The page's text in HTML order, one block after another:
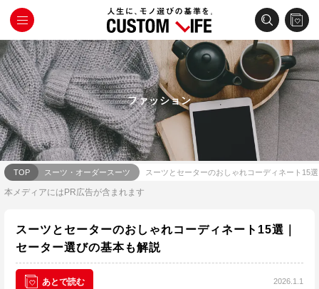
ファッション
TOP スーツ・オーダースーツ スーツとセーターのおしゃれコーディネート15
本メディアにはPR広告が含まれます
スーツとセーターのおしゃれコーディネート15選｜
セーター選びの基本も解説
あとで読む 2026.1.1